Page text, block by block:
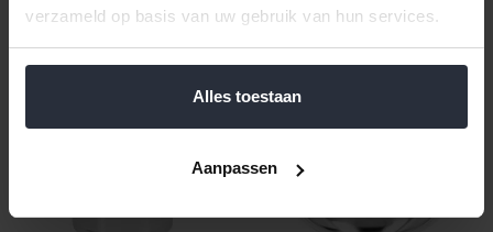
verzameld op basis van uw gebruik van hun services.
Alles toestaan
Aanpassen
In winkelwagen In winkelwagen